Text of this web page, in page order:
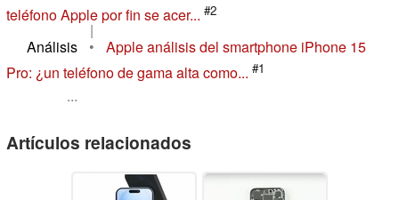
teléfono Apple por fin se acer... #2
|
Análisis
•
Apple análisis del smartphone iPhone 15
Pro: ¿un teléfono de gama alta como... #1
...
Artículos relacionados